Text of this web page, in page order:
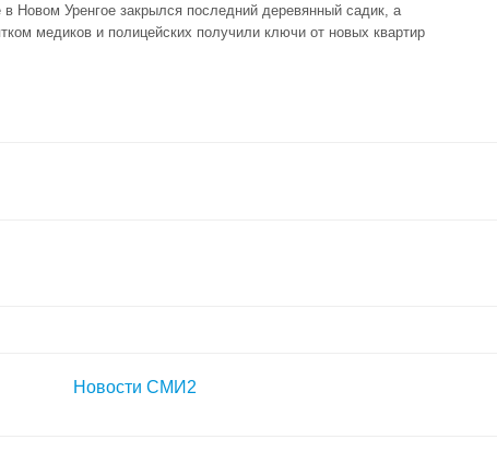
в Новом Уренгое закрылся последний деревянный садик, а
медиков и полицейских получили ключи от новых квартир
Новости СМИ2